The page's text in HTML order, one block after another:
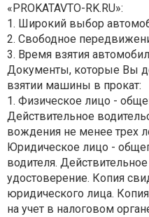
«PROKATAVTO-RK.RU»:
1. Широкий выбор
2. Свободное
3. Время взятия
Документы, которые Вы
взятии машины в прокат:
1. Физическое лицо -
Действительное
вождения не менее трех
Юридическое лицо -
водителя.
удостоверение. Копия
юридического лица.
на учет в налоговом